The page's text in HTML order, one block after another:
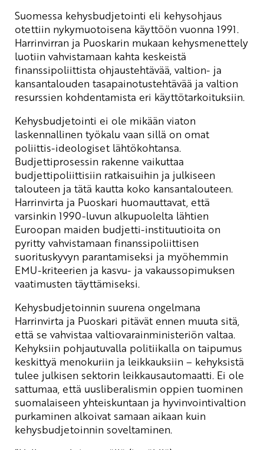
Suomessa kehysbudjetointi eli kehysohjaus
otettiin nykymuotoisena käyttöön vuonna 1991.
Harrinvirran ja Puoskarin mukaan kehysmenettely
luotiin vahvistamaan kahta keskeistä
finanssipoliittista ohjaustehtävää, valtion- ja
kansantalouden tasapainotustehtävää ja valtion
resurssien kohdentamista eri käyttötarkoituksiin.
Kehysbudjetointi ei ole mikään viaton
laskennallinen työkalu vaan sillä on omat
poliittis-ideologiset lähtökohtansa.
Budjettiprosessin rakenne vaikuttaa
budjettipoliittisiin ratkaisuihin ja julkiseen
talouteen ja tätä kautta koko kansantalouteen.
Harrinvirta ja Puoskari huomauttavat, että
varsinkin 1990-luvun alkupuolelta lähtien
Euroopan maiden budjetti-instituutioita on
pyritty vahvistamaan finanssipoliittisen
suorituskyvyn parantamiseksi ja myöhemmin
EMU-kriteerien ja kasvu- ja vakaussopimuksen
vaatimusten täyttämiseksi.
Kehysbudjetoinnin suurena ongelmana
Harrinvirta ja Puoskari pitävät ennen muuta sitä,
että se vahvistaa valtiovarainministeriön valtaa.
Kehyksiin pohjautuvalla politiikalla on taipumus
keskittyä menokuriin ja leikkauksiin – kehyksistä
tulee julkisen sektorin leikkausautomaatti. Ei ole
sattumaa, että uusliberalismin oppien tuominen
suomalaiseen yhteiskuntaan ja hyvinvointivaltion
purkaminen alkoivat samaan aikaan kuin
kehysbudjetoinnin soveltaminen.